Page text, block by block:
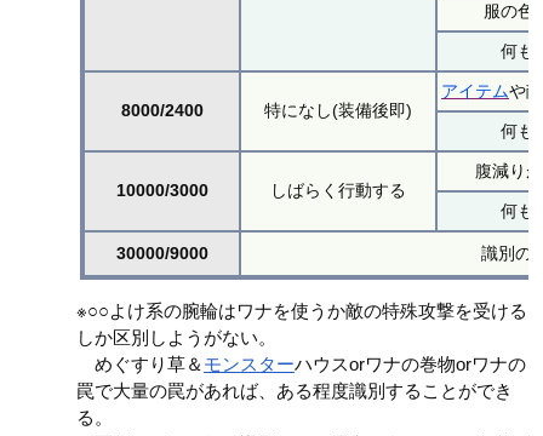
服の色
何も
8000/2400 特になし(装備後即)
アイテムや
何も
10000/3000 しばらく行動する
腹減り
何も
30000/9000 識別の
※○○よけ系の腕輪はワナを使うか敵の特殊攻撃を受ける
しか区別しようがない。
めぐすり草＆ モンスターハウスorワナの巻物orワナの
罠で大量の罠があれば、ある程度識別することができ
る。